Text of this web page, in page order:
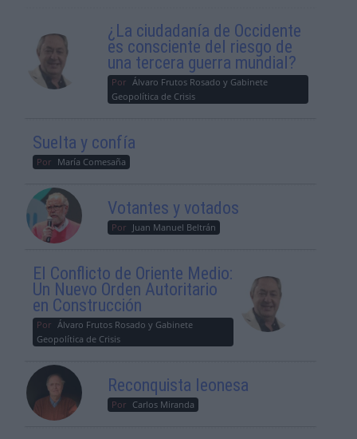
¿La ciudadanía de Occidente
es consciente del riesgo de
una tercera guerra mundial?
Por Álvaro Frutos Rosado y Gabinete
Geopolítica de Crisis
Suelta y confía
Por María Comesaña
Votantes y votados
Por Juan Manuel Beltrán
El Conflicto de Oriente Medio:
Un Nuevo Orden Autoritario
en Construcción
Por Álvaro Frutos Rosado y Gabinete
Geopolítica de Crisis
Reconquista leonesa
Por Carlos Miranda